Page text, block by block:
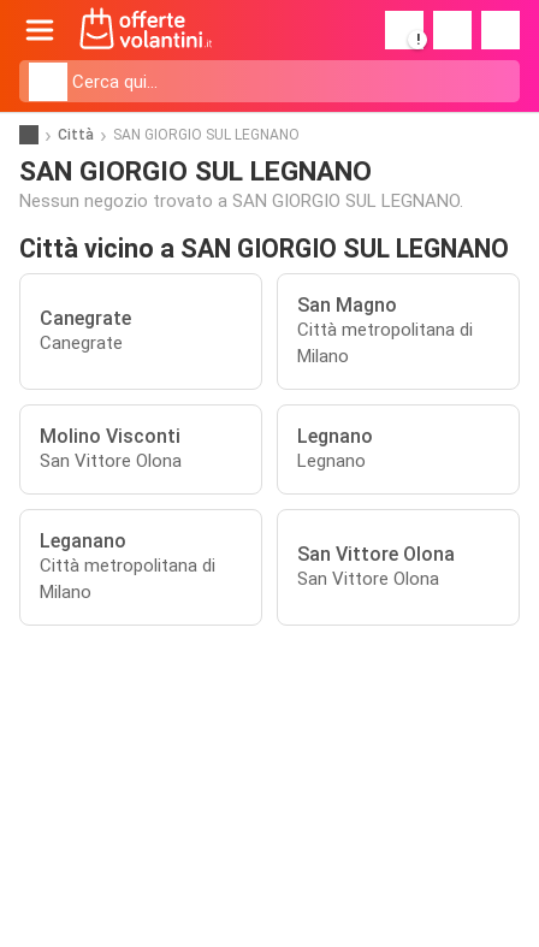
!
Città SAN GIORGIO SUL LEGNANO
SAN GIORGIO SUL LEGNANO
Nessun negozio trovato a SAN GIORGIO SUL LEGNANO.
Città vicino a SAN GIORGIO SUL LEGNANO
Canegrate
Canegrate
San Magno
Città metropolitana di
Milano
Molino Visconti
San Vittore Olona
Legnano
Legnano
Leganano
Città metropolitana di
Milano
San Vittore Olona
San Vittore Olona